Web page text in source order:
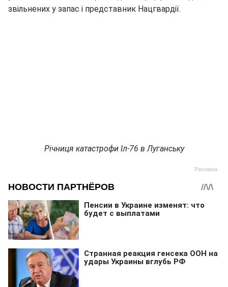
звільнених у запас і представник Нацгвардії.
Річниця катастрофи Іл-76 в Луганську